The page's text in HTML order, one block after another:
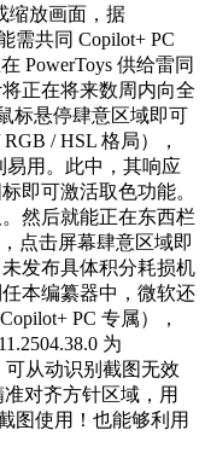
缩放画面，据
需共同 Copilot+ PC
PowerToys 供给雷同
正在将来数周内向全
标悬停肆意区域即可
/ HSL 格局），
易用。此中，其响应
即可激活取色功能。
然后就能正在东西栏
点击屏幕肆意区域即
发布具体积分耗损机
本编纂器中，微软还
PC 专属），
为
可从动识别截图无效
对齐方针区域，用
图使用！也能够利用